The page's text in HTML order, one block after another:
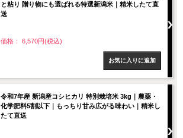
と粘り 贈り物にも選ばれる特選新潟米｜精米したて直
送
価格： 6,570円(税込)
令和7年産 新潟産コシヒカリ 特別栽培米 3kg｜農薬・
化学肥料5割以下｜もっちり甘み広がる味わい｜精米し
たて直送